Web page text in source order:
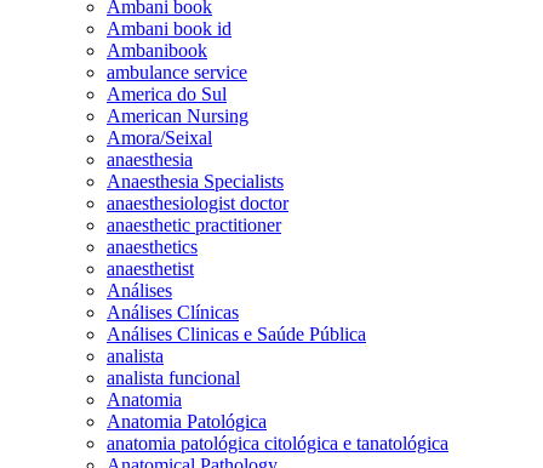
Ambani book
Ambani book id
Ambanibook
ambulance service
America do Sul
American Nursing
Amora/Seixal
anaesthesia
Anaesthesia Specialists
anaesthesiologist doctor
anaesthetic practitioner
anaesthetics
anaesthetist
Análises
Análises Clínicas
Análises Clinicas e Saúde Pública
analista
analista funcional
Anatomia
Anatomia Patológica
anatomia patológica citológica e tanatológica